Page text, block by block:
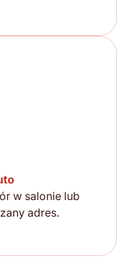
w salonie lub
adres.